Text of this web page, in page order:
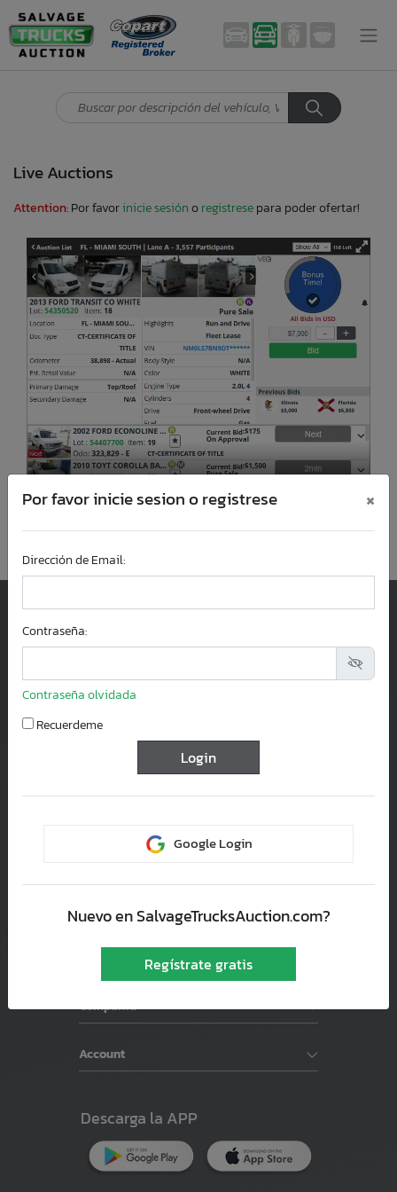
Live Auctions
Attention: Por favorinicie sesiónoregistresepara poder ofertar!
×
Por favor inicie sesion o registrese
Dirección de Email:
Contraseña:
Contraseña olvidada
Recuerdeme
Google Login
Nuevo en SalvageTrucksAuction.com?
Regístrate gratis
+1-954-573-6936
Servicio al Cliente
8 am - 5 pm (EST)
Correo:
contactus@salvagetrucksauction.com
Florida
4811 Lyons Technology Parkway, Suite 9,
Subastas de Autos
Buscador de vehiculos
Compañía
Account
Descarga la APP